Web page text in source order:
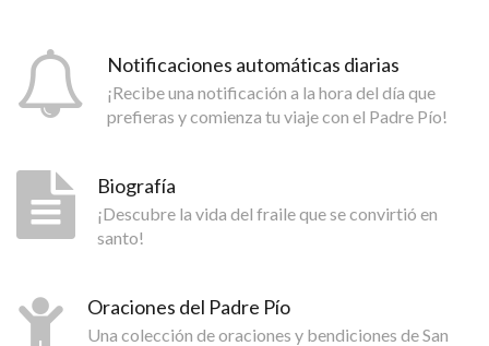
Notificaciones automáticas diarias
¡Recibe una notificación a la hora del día que
prefieras y comienza tu viaje con el Padre Pío!
Biografía
¡Descubre la vida del fraile que se convirtió en
santo!
Oraciones del Padre Pío
Una colección de oraciones y bendiciones de San